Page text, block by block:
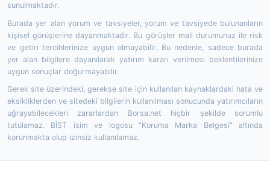
sunulmaktadır.
Burada yer alan yorum ve tavsiyeler, yorum ve tavsiyede bulunanların
kişisel görüşlerine dayanmaktadır. Bu görüşler mali durumunuz ile risk
ve getiri tercihlerinize uygun olmayabilir. Bu nedenle, sadece burada
yer alan bilgilere dayanılarak yatırım kararı verilmesi beklentilerinize
uygun sonuçlar doğurmayabilir.
Gerek site üzerindeki, gerekse site için kullanılan kaynaklardaki hata ve
eksikliklerden ve sitedeki bilgilerin kullanılması sonucunda yatırımcıların
uğrayabilecekleri zararlardan Borsa.net hiçbir şekilde sorumlu
tutulamaz. BİST isim ve logosu "Koruma Marka Belgesi" altında
korunmakta olup izinsiz kullanılamaz.